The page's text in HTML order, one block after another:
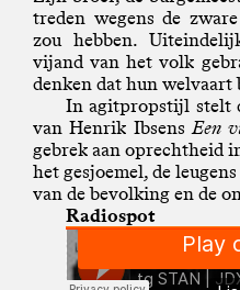
treden wegens de
zou hebben.
vijand van het volk
denken dat hun welvaart
In agitpropstijl stelt
van Henrik IbsensEen
gebrek aan oprechtheid
het gesjoemel, de
van de bevolking en de
Radiospot